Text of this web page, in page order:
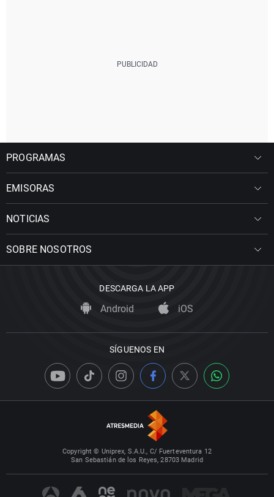
PROGRAMAS
EMISORAS
NOTICIAS
SOBRE NOSOTROS
DESCARGA LA APP
Android iOS
SÍGUENOS EN
Copyright © Uniprex, S.A.U., C/ Fuerteventura 12
San Sebastián de los Reyes, 28703 Madrid